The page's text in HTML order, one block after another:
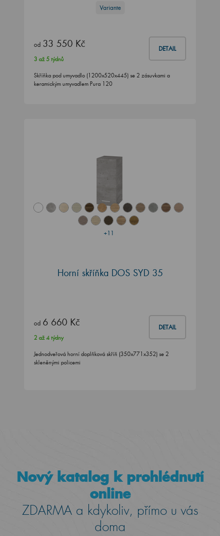
Variante
od 33 550 Kč DETAIL
3 až 5 týdnů
Skříňka pod umyvadlo (1200x520x445) se 2 zásuvkami a
keramickým umyvadlem Pura 120
+11
Horní skříňka DOS SYD 35
od 6 660 Kč DETAIL
2 až 4 týdny
Jednodveřová horní doplňková skříň (350x771x352) se 2
skleněnými policemi
Nový katalog k prohlédnutí
online
ZDARMA a kdykoliv, přímo u vás
doma